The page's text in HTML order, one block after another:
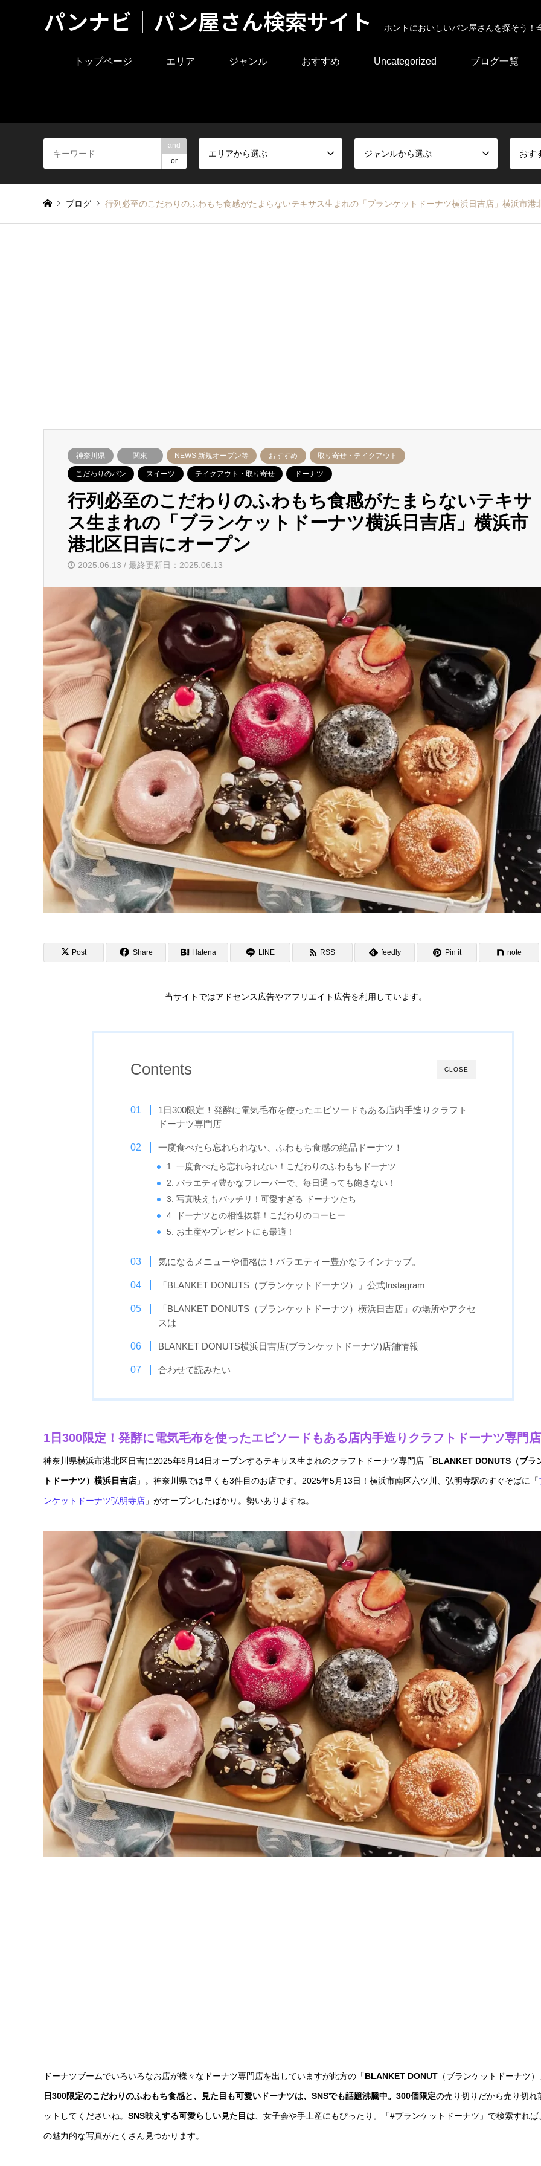
パンナビ｜パン屋さん検索サイト ホントにおいしいパン屋さんを探そう
トップページ エリア ジャンル おすすめ Uncategorized ブログ一覧
and
or
エリアから選ぶ ジャンルから選ぶ おす
ブログ 行列必至のこだわりのふわもち食感がたまらないテキサス生まれの「ブランケットドーナツ横浜日吉店」横浜市港
神奈川県 関東 NEWS 新規オープン等 おすすめ 取り寄せ・テイクアウト
こだわりのパン スイーツ テイクアウト・取り寄せ ドーナツ
行列必至のこだわりのふわもち食感がたまらないテキサ
ス生まれの「ブランケットドーナツ横浜日吉店」横浜市
港北区日吉にオープン
2025.06.13 / 最終更新日：2025.06.13
Post Share Hatena LINE RSS feedly Pin it note
当サイトではアドセンス広告やアフリエイト広告を利用しています。
CLOSE
Contents
1日300限定！発酵に電気毛布を使ったエピソードもある店内手造りクラフト
ドーナツ専門店
一度食べたら忘れられない、ふわもち食感の絶品ドーナツ！
1. 一度食べたら忘れられない！こだわりのふわもちドーナツ
2. バラエティ豊かなフレーバーで、毎日通っても飽きない！
3. 写真映えもバッチリ！可愛すぎる ドーナツたち
4. ドーナツとの相性抜群！こだわりのコーヒー
5. お土産やプレゼントにも最適！
気になるメニューや価格は！バラエティー豊かなラインナップ。
「BLANKET DONUTS（ブランケットドーナツ）」公式Instagram
「BLANKET DONUTS（ブランケットドーナツ）横浜日吉店」の場所やアクセ
スは
BLANKET DONUTS横浜日吉店(ブランケットドーナツ)店舗情報
合わせて読みたい
1日300限定！発酵に電気毛布を使ったエピソードもある店内手造りクラフトドーナツ専門店
神奈川県横浜市港北区日吉に2025年6月14日オープンするテキサス生まれのクラフトドーナツ専門店「BLANKET DONUTS（ブラ
トドーナツ）横浜日吉店 」。神奈川県では早くも3件目のお店です。2025年5月13日！横浜市南区六ツ川、弘明寺駅のすぐそばに「
ンケットドーナツ弘明寺店 」がオープンしたばかり。勢いありますね。
ドーナツブームでいろいろなお店が様々なドーナツ専門店を出していますが此方の「BLANKET DONUT （ブランケットドーナツ
日300限定のこだわりのふわもち食感と、見た目も可愛いドーナツは、SNSでも話題沸騰中。300個限定の売り切りだから売り切れ
ットしてくださいね。 SNS映えする可愛らしい見た目は 、女子会や手土産にもぴったり。「#ブランケットドーナツ」で検索すれば
の魅力的な写真がたくさん見つかります。